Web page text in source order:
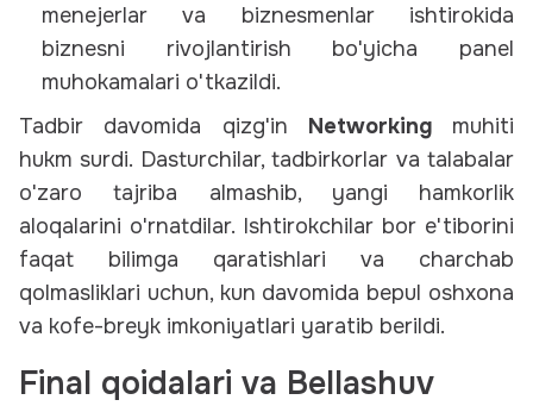
menejerlar va biznesmenlar ishtirokida
biznesni rivojlantirish bo'yicha panel
muhokamalari o'tkazildi.
Tadbir davomida qizg'in Networkingmuhiti
hukm surdi. Dasturchilar, tadbirkorlar va talabalar
o'zaro tajriba almashib, yangi hamkorlik
aloqalarini o'rnatdilar. Ishtirokchilar bor e'tiborini
faqat bilimga qaratishlari va charchab
qolmasliklari uchun, kun davomida bepul oshxona
va kofe-breyk imkoniyatlari yaratib berildi.
Final qoidalari va Bellashuv